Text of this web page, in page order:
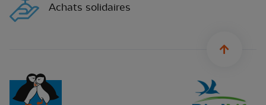
Achats solidaires